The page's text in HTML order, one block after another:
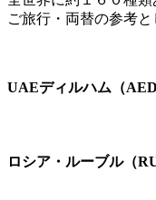
ご旅行・両替の参考と
UAEディルハム（
ロシア・ルーブル（